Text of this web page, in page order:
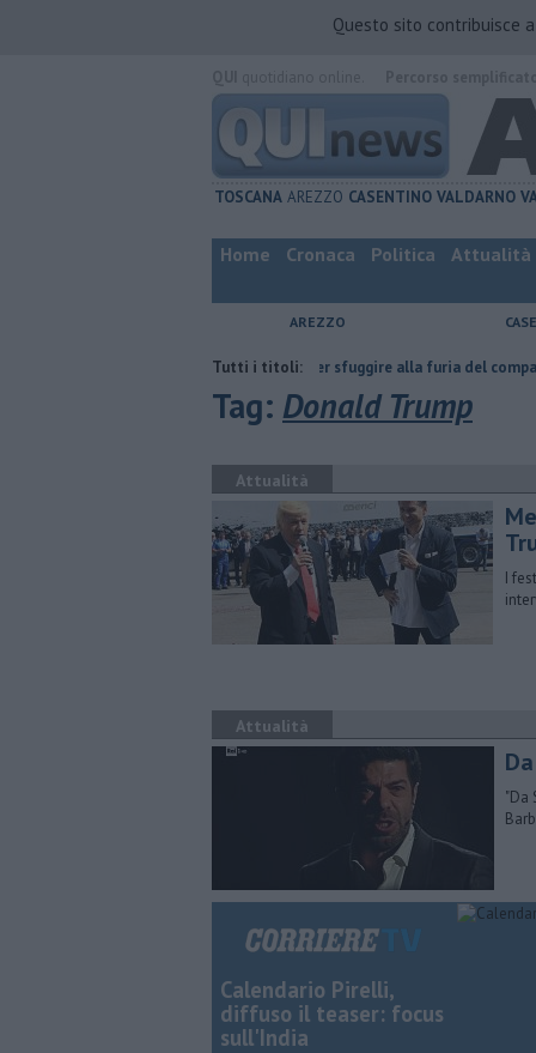
Questo sito contribuisce
TOSCANA AREZZO CASENTINO VALDARNO
Home Cronaca Politica Attualità
AREZZO
Tutti i titoli:
Nascosta in un bar per sfuggire alla furia del compagno
Tag: Donald Trump
Attualità
I
Attualità
"​Da
Calendario Pirelli,
diffuso il teaser: focus
sull'India